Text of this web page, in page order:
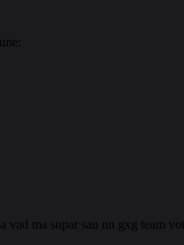
vad ma supar sau nu gxg team